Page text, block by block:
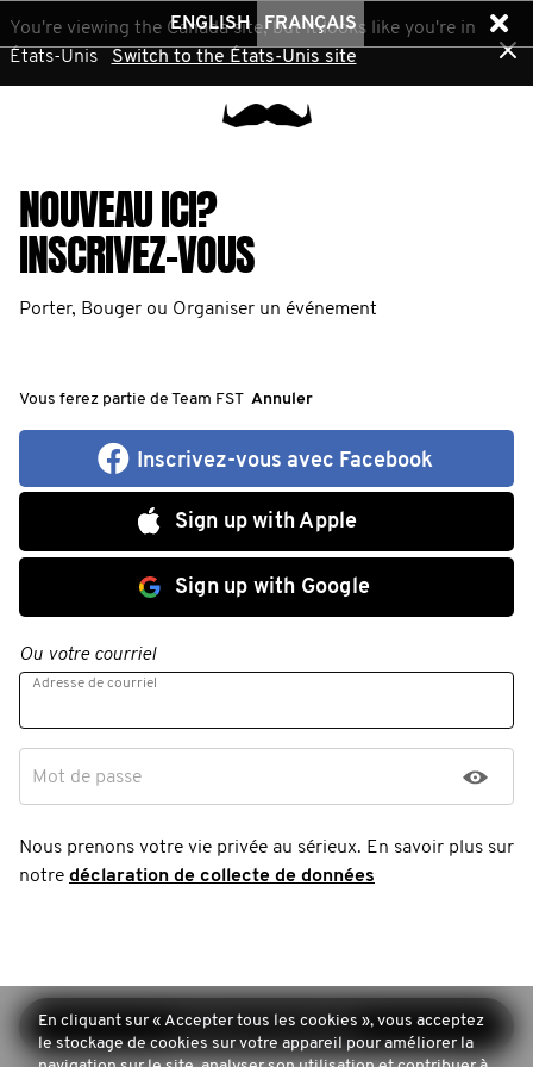
ENGLISH FRANÇAIS
You're viewing the Canada site, but it looks like you're in
États-Unis
Switch to the États-Unis site
NOUVEAU ICI?
INSCRIVEZ-VOUS
Porter, Bouger ou Organiser un événement
Vous ferez partie de Team FST Annuler
Inscrivez-vous avec Facebook
Sign up with Apple
Sign up with Google
Ou votre courriel
Adresse de courriel
Mot de passe
Nous prenons votre vie privée au sérieux. En savoir plus sur
notre déclaration de collecte de données
Continuer l'inscription
En cliquant sur « Accepter tous les cookies », vous acceptez
le stockage de cookies sur votre appareil pour améliorer la